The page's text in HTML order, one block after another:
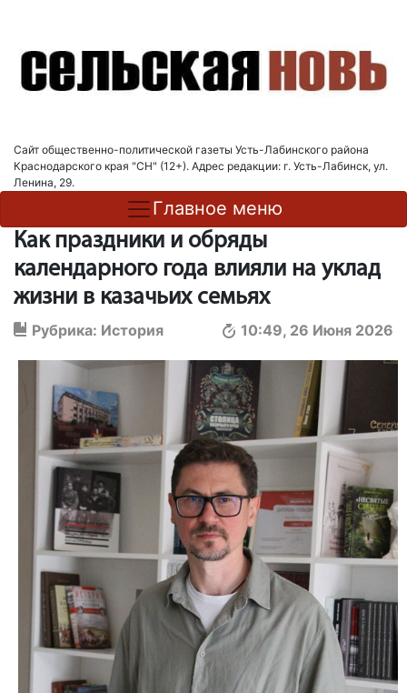
Сайт общественно-политической газеты Усть-Лабинского района
Краснодарского края "СН" (12+). Адрес редакции: г. Усть-Лабинск, ул.
Ленина, 29.
Главное меню
Как праздники и обряды
календарного года влияли на уклад
жизни в казачьих семьях
Рубрика: История 10:49, 26 Июня 2026